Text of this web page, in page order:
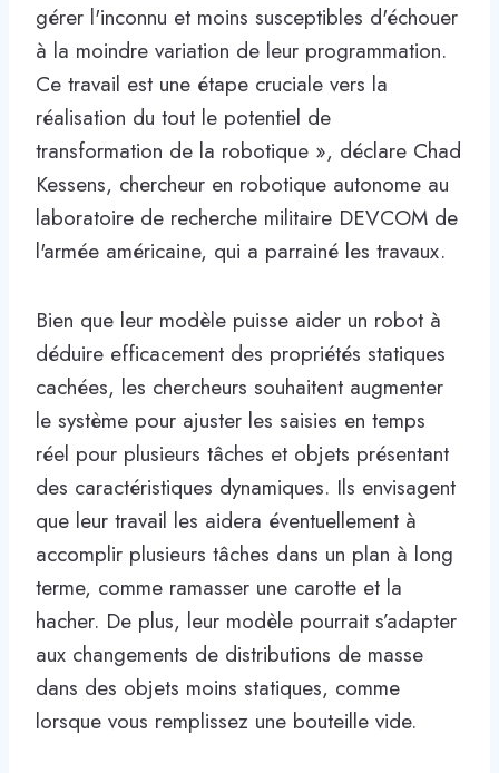
gérer l'inconnu et moins susceptibles d'échouer
à la moindre variation de leur programmation.
Ce travail est une étape cruciale vers la
réalisation du tout le potentiel de
transformation de la robotique », déclare Chad
Kessens, chercheur en robotique autonome au
laboratoire de recherche militaire DEVCOM de
l'armée américaine, qui a parrainé les travaux.
Bien que leur modèle puisse aider un robot à
déduire efficacement des propriétés statiques
cachées, les chercheurs souhaitent augmenter
le système pour ajuster les saisies en temps
réel pour plusieurs tâches et objets présentant
des caractéristiques dynamiques. Ils envisagent
que leur travail les aidera éventuellement à
accomplir plusieurs tâches dans un plan à long
terme, comme ramasser une carotte et la
hacher. De plus, leur modèle pourrait s’adapter
aux changements de distributions de masse
dans des objets moins statiques, comme
lorsque vous remplissez une bouteille vide.